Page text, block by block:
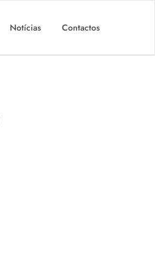
Notícias Contactos